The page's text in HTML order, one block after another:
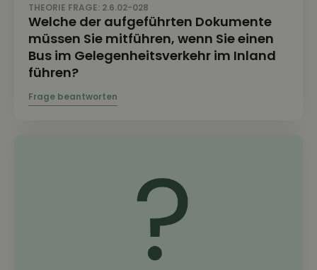
THEORIE FRAGE: 2.6.02-028
Welche der aufgeführten Dokumente
müssen Sie mitführen, wenn Sie einen
Bus im Gelegenheitsverkehr im Inland
führen?